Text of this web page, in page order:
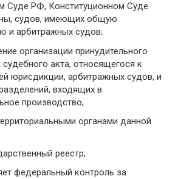
Суде РФ, Конституционном Суде
судов, имеющих общую
и арбитражных судов;
организации принудительного
судебного акта, относящегося к
юрисдикции, арбитражных судов, и
входящих в
производство;
органами данной
реестр;
федеральный контроль за